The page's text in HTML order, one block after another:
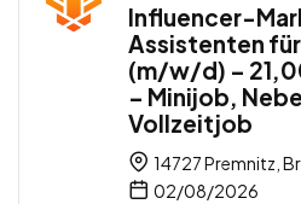
Influencer-
Assistenten
(m/w/d) –
– Minijob,
Vollzeitjob
14727 Premnitz,
02/08/2026